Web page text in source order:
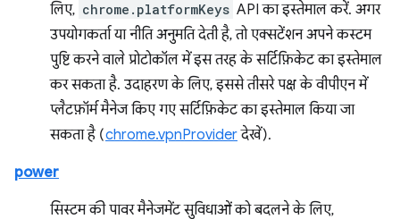
लिए, chrome.platformKeys API का इस्तेमाल करें. अगर
उपयोगकर्ता या नीति अनुमति देती है, तो एक्सटेंशन अपने कस्टम
पुष्टि करने वाले प्रोटोकॉल में इस तरह के सर्टिफ़िकेट का इस्तेमाल
कर सकता है. उदाहरण के लिए, इससे तीसरे पक्ष के वीपीएन में
प्लैटफ़ॉर्म मैनेज किए गए सर्टिफ़िकेट का इस्तेमाल किया जा
सकता है (chrome.vpnProviderदेखें).
power
सिस्टम की पावर मैनेजमेंट सुविधाओं को बदलने के लिए,